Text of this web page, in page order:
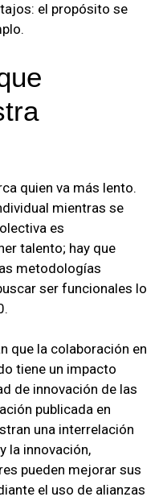
el propósito se
quien va más lento.
mientras se
es
talento; hay que
metodologías
ser funcionales lo
que la colaboración en
tiene un impacto
de innovación de las
publicada en
una interrelación
la innovación,
pueden mejorar sus
el uso de alianzas